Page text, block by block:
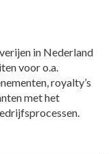
in Nederland
voor o.a.
royalty’s
met het